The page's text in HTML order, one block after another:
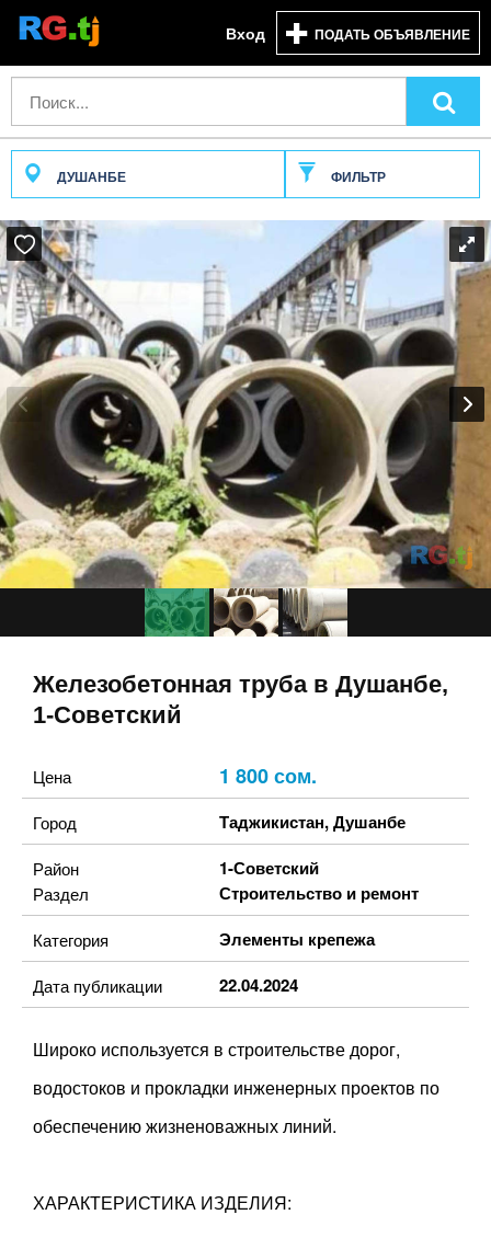
Вход ПОДАТЬ ОБЪЯВЛЕНИЕ
ДУШАНБЕ ФИЛЬТР
Железобетонная труба в Душанбе,
1-Советский
Цена 1 800 сом.
Город Таджикистан,Душанбе
Район 1-Советский
Раздел Строительство и ремонт
Категория Элементы крепежа
Дата публикации 22.04.2024
Широко используется в строительстве дорог,
водостоков и прокладки инженерных проектов по
обеспечению жизненоважных линий.
ХАРАКТЕРИСТИКА ИЗДЕЛИЯ: